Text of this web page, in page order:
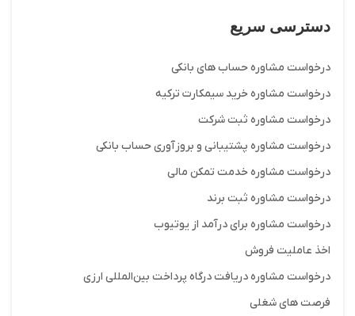
دسترسی سریع
درخواست مشاوره حساب های بانکی
درخواست مشاوره خرید سیمکارت ترکیه
درخواست مشاوره ثبت شرکت
درخواست مشاوره پشتیبانی و بروزآوری حساب بانکی
درخواست مشاوره خدمت تمکن مالی
درخواست مشاوره ثبت برند
درخواست مشاوره برای درآمد از یوتیوب
اخذ عاملیت فروش
درخواست مشاوره دریافت درگاه پرداخت بین‌المللی ارزی
فرصت های شغلی